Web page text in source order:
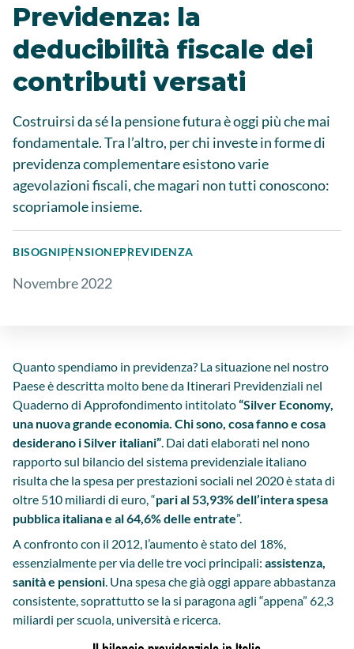
Previdenza: la
deducibilità fiscale dei
contributi versati
Costruirsi da sé la pensione futura è oggi più che mai
fondamentale. Tra l’altro, per chi investe in forme di
previdenza complementare esistono varie
agevolazioni fiscali, che magari non tutti conoscono:
scopriamole insieme.
BISOGNIPENSIONEPREVIDENZA
Novembre 2022
Quanto spendiamo in previdenza? La situazione nel nostro
Paese è descritta molto bene da Itinerari Previdenziali nel
Quaderno di Approfondimento intitolato“Silver Economy,
una nuova grande economia. Chi sono, cosa fanno e cosa
desiderano i Silver italiani”. Dai dati elaborati nel nono
rapporto sul bilancio del sistema previdenziale italiano
risulta che la spesa per prestazioni sociali nel 2020 è stata di
oltre 510 miliardi di euro, “pari al 53,93% dell’intera spesa
pubblica italiana e al 64,6% delle entrate”.
A confronto con il 2012, l’aumento è stato del 18%,
essenzialmente per via delle tre voci principali: assistenza,
sanità e pensioni. Una spesa che già oggi appare abbastanza
consistente, soprattutto se la si paragona agli “appena” 62,3
miliardi per scuola, università e ricerca.